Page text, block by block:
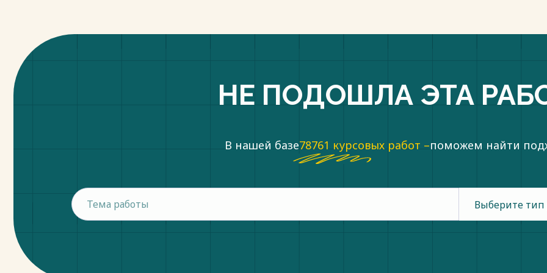
НЕ ПОДОШЛА ЭТА
В нашей базе78761 курсовых работ –поможем найти
Выберите тип